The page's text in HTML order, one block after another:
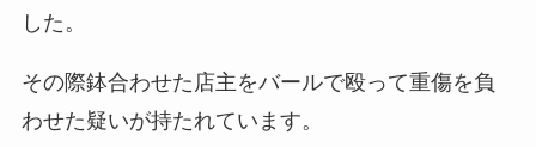
した。
その際鉢合わせた店主をバールで殴って重傷を負
わせた疑いが持たれています。